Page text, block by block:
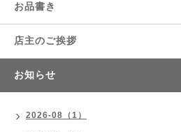
お品書き
店主のご挨拶
お知らせ
2026-08（1）